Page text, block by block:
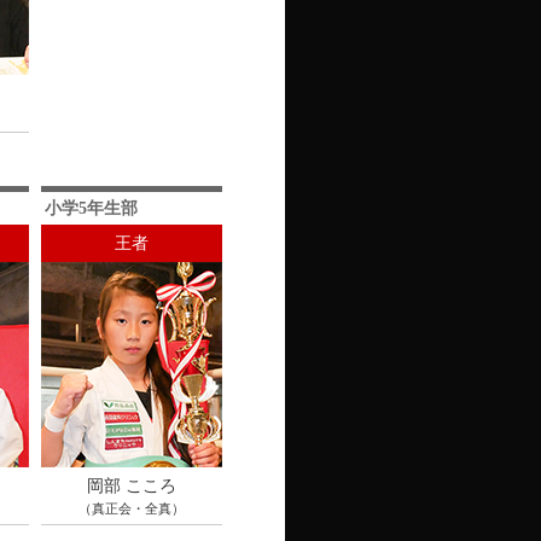
小学5年生部
王者
岡部 こころ
（真正会・全真）